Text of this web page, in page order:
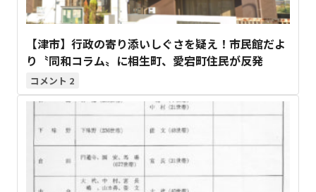
【津市】行政の寄り添いしぐさを疑え！市民館だよ
り〝同和コラム〟に相生町、愛宕町住民が反発
2